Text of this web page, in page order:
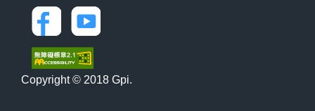
Copyright © 2018 Gpi.